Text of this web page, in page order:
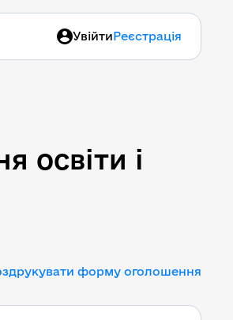
УвійтиРеєстрація
освіти і
освіти і
форму оголошення